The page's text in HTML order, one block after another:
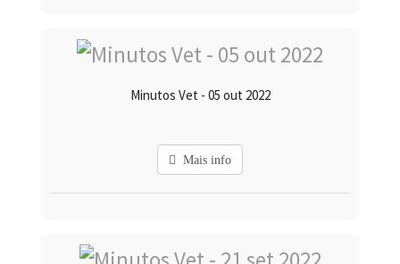
Minutos Vet - 05 out 2022
Mais info